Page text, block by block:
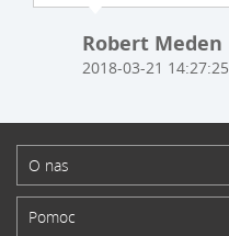
Robert Meden
2018-03-21 14:27:25
O nas
Pomoc